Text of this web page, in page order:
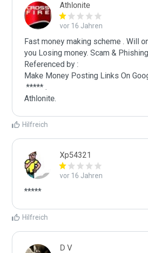
Athlonite
vor 16 Jahren
Fast money making scheme . Will
you Losing money. Scam &
Referenced by :
Make Money Posting Links On
Athlonite.
Hilfreich
Xp54321
vor 16 Jahren
*****
Hilfreich
D V